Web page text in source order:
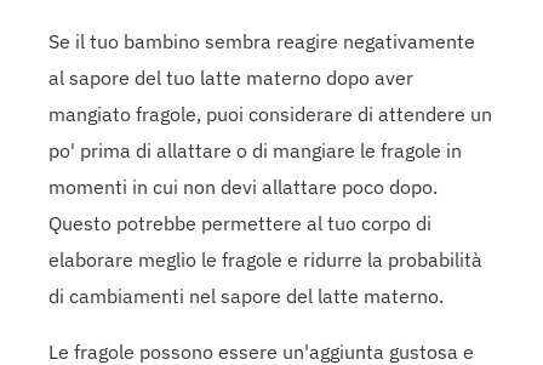
Se il tuo bambino sembra reagire negativamente
al sapore del tuo latte materno dopo aver
mangiato fragole, puoi considerare di attendere un
po' prima di allattare o di mangiare le fragole in
momenti in cui non devi allattare poco dopo.
Questo potrebbe permettere al tuo corpo di
elaborare meglio le fragole e ridurre la probabilità
di cambiamenti nel sapore del latte materno.
Le fragole possono essere un'aggiunta gustosa e